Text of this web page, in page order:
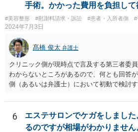
手術。かかった費用を負担して
#美容整形 #慰謝料請求・訴訟 #患者・入所者側 #
2024年7月3日
髙橋 俊太 弁護士
クリニック側が現時点で言及する第三者委
わからないところがあるので、何とも回答
側（あるいは弁護士）において初動で検討
医師意見聴取などが考えられるかと思いま
ニック側の過失を肯定できそうであれば、
に損害賠償請求をしていくことになります。
6
エステサロンでケガをしまし
るのですが相場がわかりません